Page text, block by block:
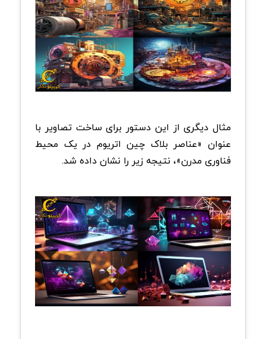
مثال دیگری از این دستور برای ساخت تصاویر با
عنوان «عناصر بلاک چین اتریوم در یک محیط
فناوری مدرن»، نتیجه زیر را نشان داده شد.